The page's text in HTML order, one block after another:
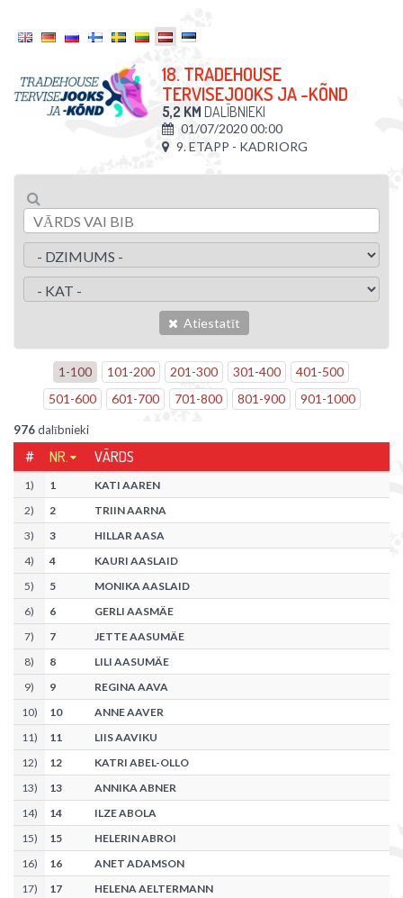
18. TRADEHOUSE
TERVISEJOOKS JA -KÕND
5,2 KM DALĪBNIEKI
01/07/2020 00:00
9. ETAPP - KADRIORG
Atiestatīt
1-100 101-200 201-300 301-400 401-500
501-600 601-700 701-800 801-900 901-1000
976dalībnieki
# NR. VĀRDS
1) 1
KATI AAREN
2) 2
TRIIN AARNA
3) 3
HILLAR AASA
4) 4
KAURI AASLAID
5) 5
MONIKA AASLAID
6) 6
GERLI AASMÄE
7) 7
JETTE AASUMÄE
8) 8
LILI AASUMÄE
9) 9
REGINA AAVA
10) 10
ANNE AAVER
11) 11
LIIS AAVIKU
12) 12
KATRI ABEL-OLLO
13) 13
ANNIKA ABNER
14) 14
ILZE ABOLA
15) 15
HELERIN ABROI
16) 16
ANET ADAMSON
17) 17
HELENA AELTERMANN